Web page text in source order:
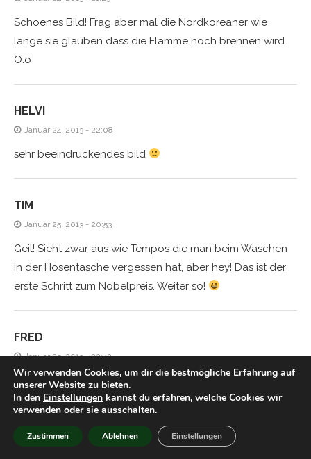
Schoenes Bild! Frag aber mal die Nordkoreaner wie
lange sie glauben dass die Flamme noch brennen wird
O.o
HELVI
Januar 24, 2013 - 22:08
sehr beeindruckendes bild
TIM
Januar 25, 2013 - 20:53
Geil! Sieht zwar aus wie Tempos die man beim Waschen
in der Hosentasche vergessen hat, aber hey! Das ist der
erste Schritt zum Nobelpreis. Weiter so!
FRED
Januar 25, 2013 - 22:42
Da kehren sie alle zur Synthese zurück ;D
TIM
Wir verwenden Cookies, um dir die bestmögliche Erfahrung auf
unserer Website zu bieten.
In den Einstellungen kannst du erfahren, welche Cookies wir
verwenden oder sie ausschalten.
Zustimmen Ablehnen Einstellungen